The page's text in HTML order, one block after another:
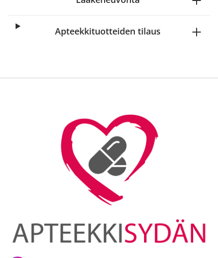
Apteekkituotteiden tilaus